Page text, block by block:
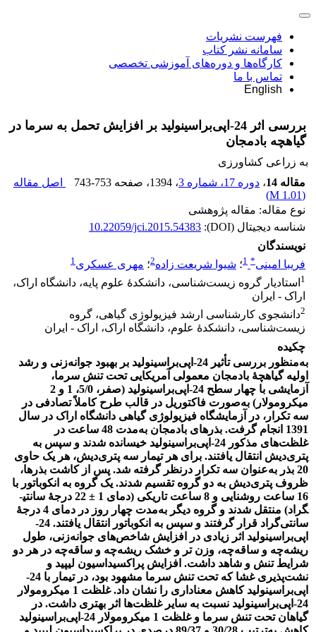
فهرست نشریات
سامانه نشر کتاب
کارگاه‌ها و دوره‌های آموزشی تخصصی
تماس با ما
English
بررسی اثر 24-اپی‌براسینولید بر افزایش تحمل به سرما در
گیاهچه بادمجان
به زراعی کشاورزی
مقاله 14
، دوره 17، شماره 3 ، 1394 ، صفحه 743-753
اصل مقاله
(
1.01 M
)
نوع مقاله: مقاله پژوهشی
شناسه دیجیتال (DOI):
10.22059/jci.2015.54383
نویسندگان
فریبا امینی*
1؛ شیوا شریعت زاده2؛ مهری عسکری1
1 استادیار گروه زیست‌شناسی، دانشکدۀ علوم پایه، دانشگاه اراک،
اراک - ایران
2دانشجوی کارشناسی ارشد فیزیولوژی گیاهی، گروه
زیست‌شناسی، دانشکدۀ علوم، دانشگاه اراک، اراک - ایران
چکیده
به‌منظور بررسی تأثیر 24-اپی‌براسینولید بر بهبود جوانه‌زنی و رشد
اولیه گیاهچۀ بادمجان معمولی آمریکایی تحت تنش سرما،
آزمایشی با چهار سطح 24-اپی‌براسینولید (صفر، 5/0، 1 و 2
میکرومولار) به‌صورت فاکتوریل در قالب طرح کاملاً تصادفی در
سه تکرار، در آزمایشگاه فیزیولوژی گیاهی دانشگاه اراک در سال
1391 انجام گرفت. بذ‌رهای بادمجان به‌مدت 48 ساعت در
غلظت‌های مذکور 24-اپی‌براسینولید خیسانده شدند و سپس به
پتری‌دیش انتقال یافتند. برای هر تیمار سه پتری‌دیش، هر یک حاوی
20 بذر به‌عنوان سه تکرار درنظر گرفته شد. پس از کاشت بذر‌ها،
ظروف پتری‌دیش به دو گروه تقسیم شدند. یک گروه به انکوباتور با
16 ساعت روشنایی و 8 ساعت تاریکی (دمای 1 ± 22 درجۀ سانتی­
گراد) منتقل شدند و گروه دیگر به‌مدت چهار روز در دمای 4 درجۀ
سانتی‌گراد قرار گرفتند و سپس به انکوباتور انتقال یافتند. 24-
اپی‌براسینولید اثر زیادی در افزایش شاخص‌های جوانه‌زنی، طول
ریشه‌چه و ساقه‌چه، وزن تر و خشک ریشه‌چه و ساقه‌چه در هر دو
شرایط تنش و شاهد داشت. افزایش پراکسیداسیون لیپید ‌و
نشت‌پذیری غشا که تحت تنش سرما مشهود بود، در تیمار با 24-
اپی‌براسینولید کاهش معناداری را نشان داد. غلظت 1 میکرومولار
24-اپی‌براسینولید نسبت به سایر غلظت‌ها اثر بهتری داشت. در
گیاهان تحت تنش سرما و غلظت 1 میکرومولار 24-اپی‌براسینولید